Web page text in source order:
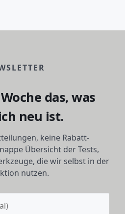
das, was
neu ist.
keine Rabatt-
Übersicht der Tests,
die wir selbst in der
nutzen.